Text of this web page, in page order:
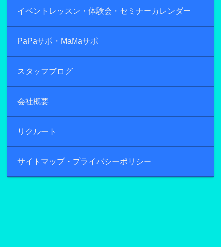
イベントレッスン・体験会・セミナーカレンダー
PaPaサポ・MaMaサポ
スタッフブログ
会社概要
リクルート
サイトマップ・プライバシーポリシー